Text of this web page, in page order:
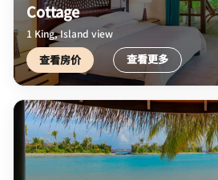
Cottage
1 King, Island view
查看房价 查看更多